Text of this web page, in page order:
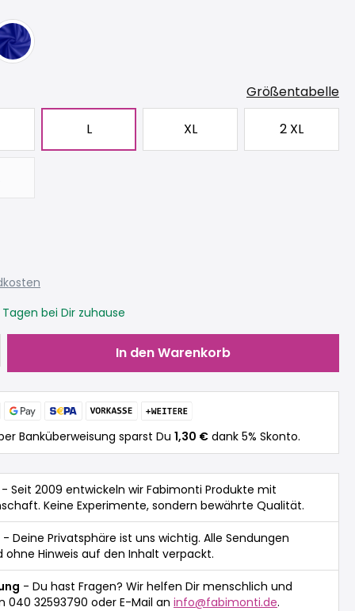
Größentabelle
L XL 2 XL
bei Dir zuhause
den gewünschten Wert ein oder
In den Warenkorb
Banküberweisung sparst Du 1,30 € dank 5% Skonto.
Seit 2009 entwickeln wir Fabimonti Produkte mit
Keine Experimente, sondern bewährte Qualität.
- Deine Privatsphäre ist uns wichtig. Alle Sendungen
Hinweis auf den Inhalt verpackt.
- Du hast Fragen? Wir helfen Dir menschlich und
32593790 oder E-Mail an info@fabimonti.de.